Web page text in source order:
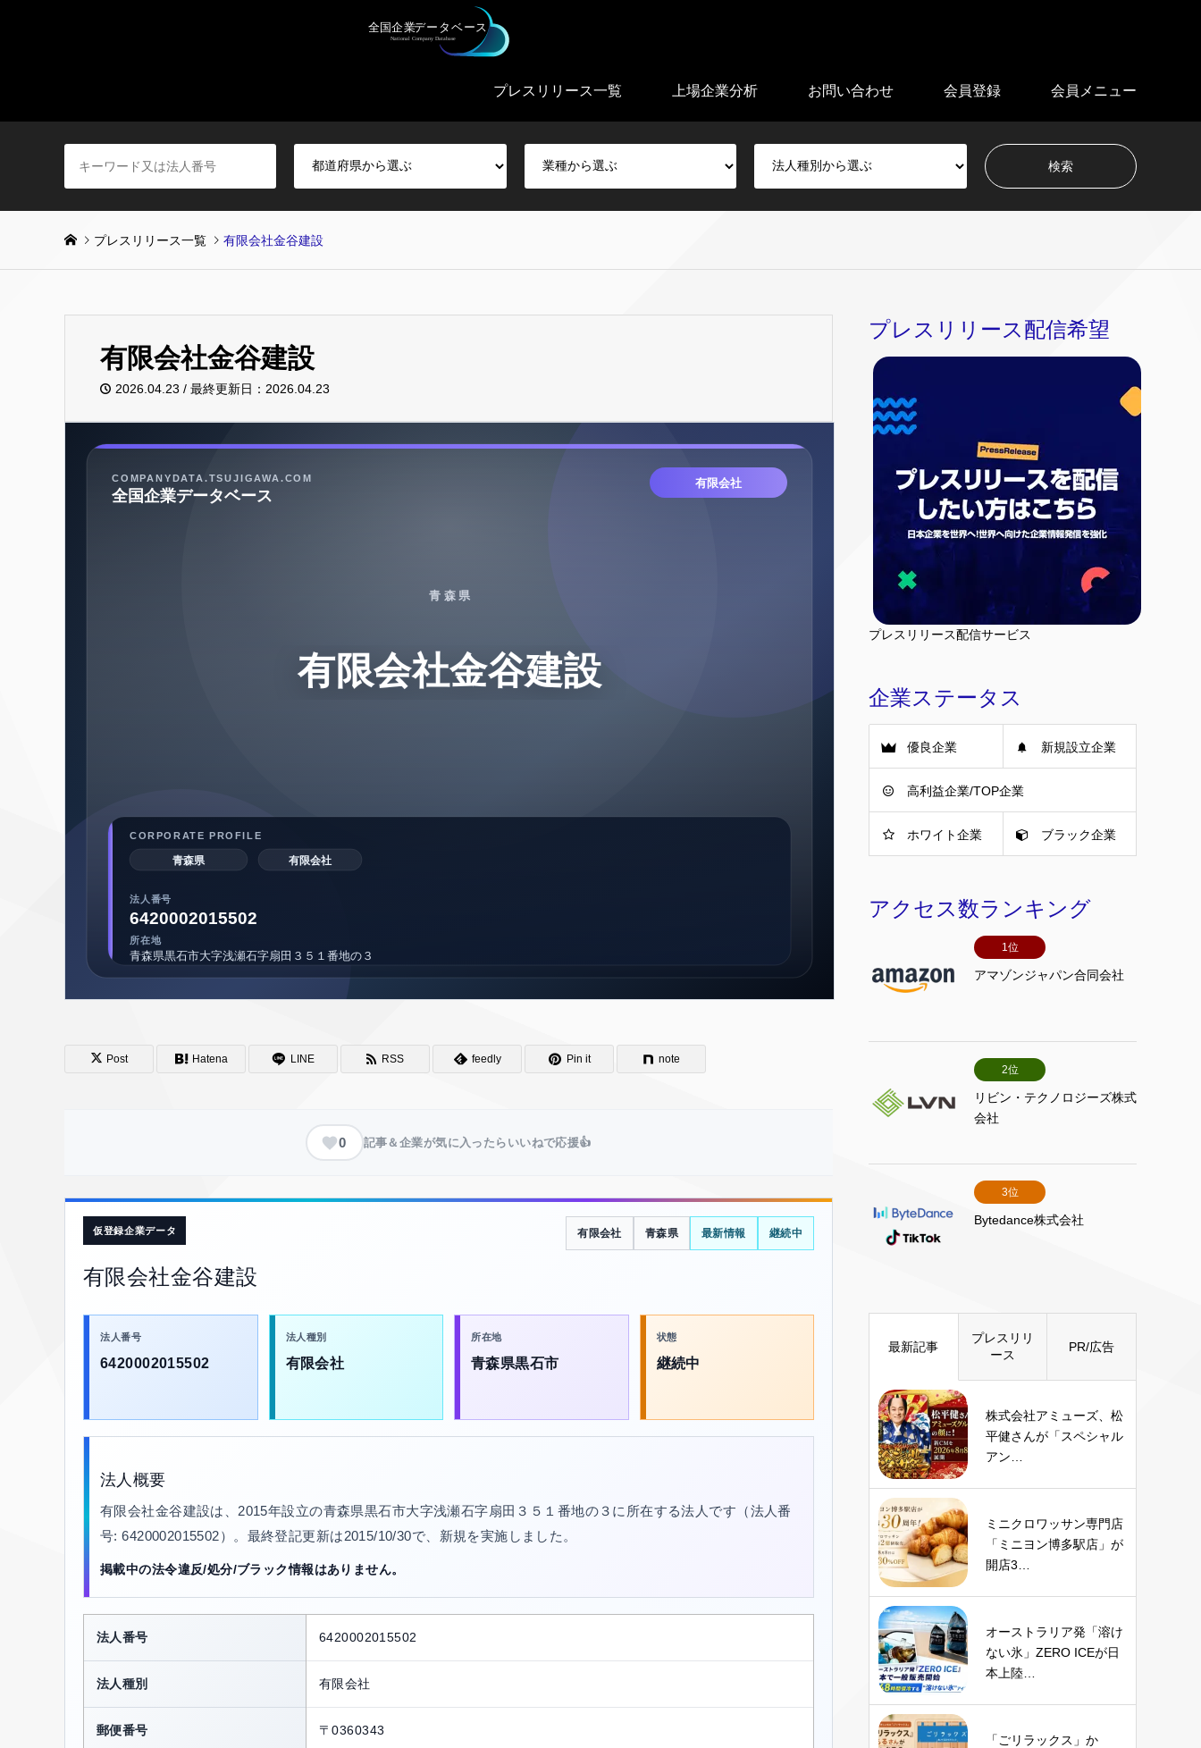
プレスリリース一覧 上場企業分析 お問い合わせ 会員登録 会員メニュー
プレスリリース一覧 有限会社金谷建設
有限会社金谷建設
2026.04.23 / 最終更新日：2026.04.23
Post Hatena LINE RSS feedly Pin it note
0 記事＆企業が気に入ったらいいねで応援👍
仮登録企業データ
有限会社金谷建設
有限会社 青森県 最新情報 継続中
法人番号
6420002015502
法人種別
有限会社
所在地
青森県黒石市
状態
継続中
法人概要
有限会社金谷建設は、2015年設立の青森県黒石市大字浅瀬石字扇田３５１番地の３に所在する法人です（法人番
号: 6420002015502）。最終登記更新は2015/10/30で、新規を実施しました。
掲載中の法令違反/処分/ブラック情報はありません。
法人番号 6420002015502
法人種別 有限会社
郵便番号 〒0360343
プレスリリース配信希望
プレスリリース配信サービス
企業ステータス
優良企業 新規設立企業
高利益企業/TOP企業
ホワイト企業 ブラック企業
アクセス数ランキング
1位
アマゾンジャパン合同会社
2位
リビン・テクノロジーズ株式
会社
3位
Bytedance株式会社
最新記事
プレスリリ
ース
PR/広告
株式会社アミューズ、松
平健さんが「スペシャル
アン…
ミニクロワッサン専門店
「ミニヨン博多駅店」が
開店3…
オーストラリア発「溶け
ない氷」ZERO ICEが日
本上陸…
「ごリラックス」か